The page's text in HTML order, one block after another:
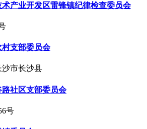
产业开发区雷锋镇纪律检查委员会
支部委员会
市长沙县
社区支部委员会
号